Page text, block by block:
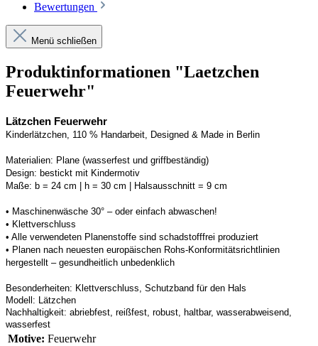
Bewertungen
Menü schließen
Produktinformationen "Laetzchen
Feuerwehr"
Lätzchen Feuerwehr
Kinderlätzchen, 110 % Handarbeit, Designed & Made in Berlin
Materialien: Plane (wasserfest und griffbeständig)
Design: bestickt mit Kindermotiv
Maße: b = 24 cm | h = 30 cm | Halsausschnitt = 9 cm
• Maschinenwäsche 30° – oder einfach abwaschen!
• Klettverschluss
• Alle verwendeten Planenstoffe sind schadstofffrei produziert
• Planen nach neuesten europäischen Rohs-Konformitätsrichtlinien
hergestellt – gesundheitlich unbedenklich
Besonderheiten: Klettverschluss, Schutzband für den Hals
Modell: Lätzchen
Nachhaltigkeit: abriebfest, reißfest, robust, haltbar, wasserabweisend,
wasserfest
Motive: Feuerwehr